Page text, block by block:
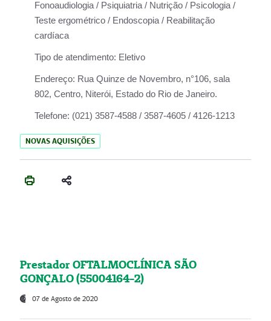
Fonoaudiologia / Psiquiatria / Nutrição / Psicologia /
Teste ergométrico / Endoscopia / Reabilitação
cardíaca
Tipo de atendimento: Eletivo
Endereço: Rua Quinze de Novembro, n°106, sala
802, Centro, Niterói, Estado do Rio de Janeiro.
Telefone: (021) 3587-4588 / 3587-4605 / 4126-1213
NOVAS AQUISIÇÕES
Prestador OFTALMOCLÍNICA SÃO
GONÇALO (55004164-2)
07 de Agosto de 2020